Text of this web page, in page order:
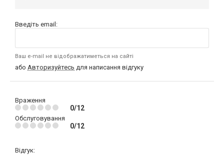
Введіть email:
Ваш e-mail не відображатиметься на сайті
або Авторизуйтесь для написання відгуку
Враження
0/12
Обслуговування
0/12
Відгук: